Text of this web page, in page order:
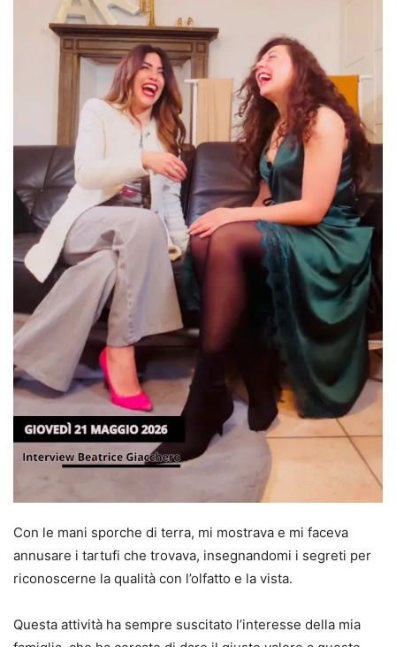
Con le mani sporche di terra, mi mostrava e mi faceva
annusare i tartufi che trovava, insegnandomi i segreti per
riconoscerne la qualità con l’olfatto e la vista.
Questa attività ha sempre suscitato l’interesse della mia